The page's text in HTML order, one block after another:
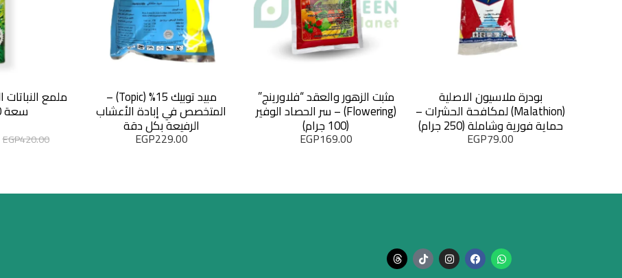
بودرة ملاسيون الاصلية
(Malathion) لمكافحة الحشرات –
حماية فورية وشاملة (250 جرام)
EGP79.00
مثبت الزهور والعقد “فلاورينج”
(Flowering) – سر الحصاد الوفير
(100 جرام)
EGP169.00
مبيد توبيك 15% (Topic) –
المتخصص في إبادة الأعشاب
الرفيعة بكل دقة
EGP229.00
سعة 600 مل
EGP420.00